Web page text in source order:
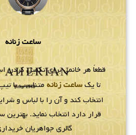
ساعت زنانه
قطعاً هر خانمی برای تکمیل کردن
تا یکساعت زنانهمتناسب با
انتخاب کند و آن را با لباس و
قرار دارد انتخاب نماید. بهترین
گالری جواهریان